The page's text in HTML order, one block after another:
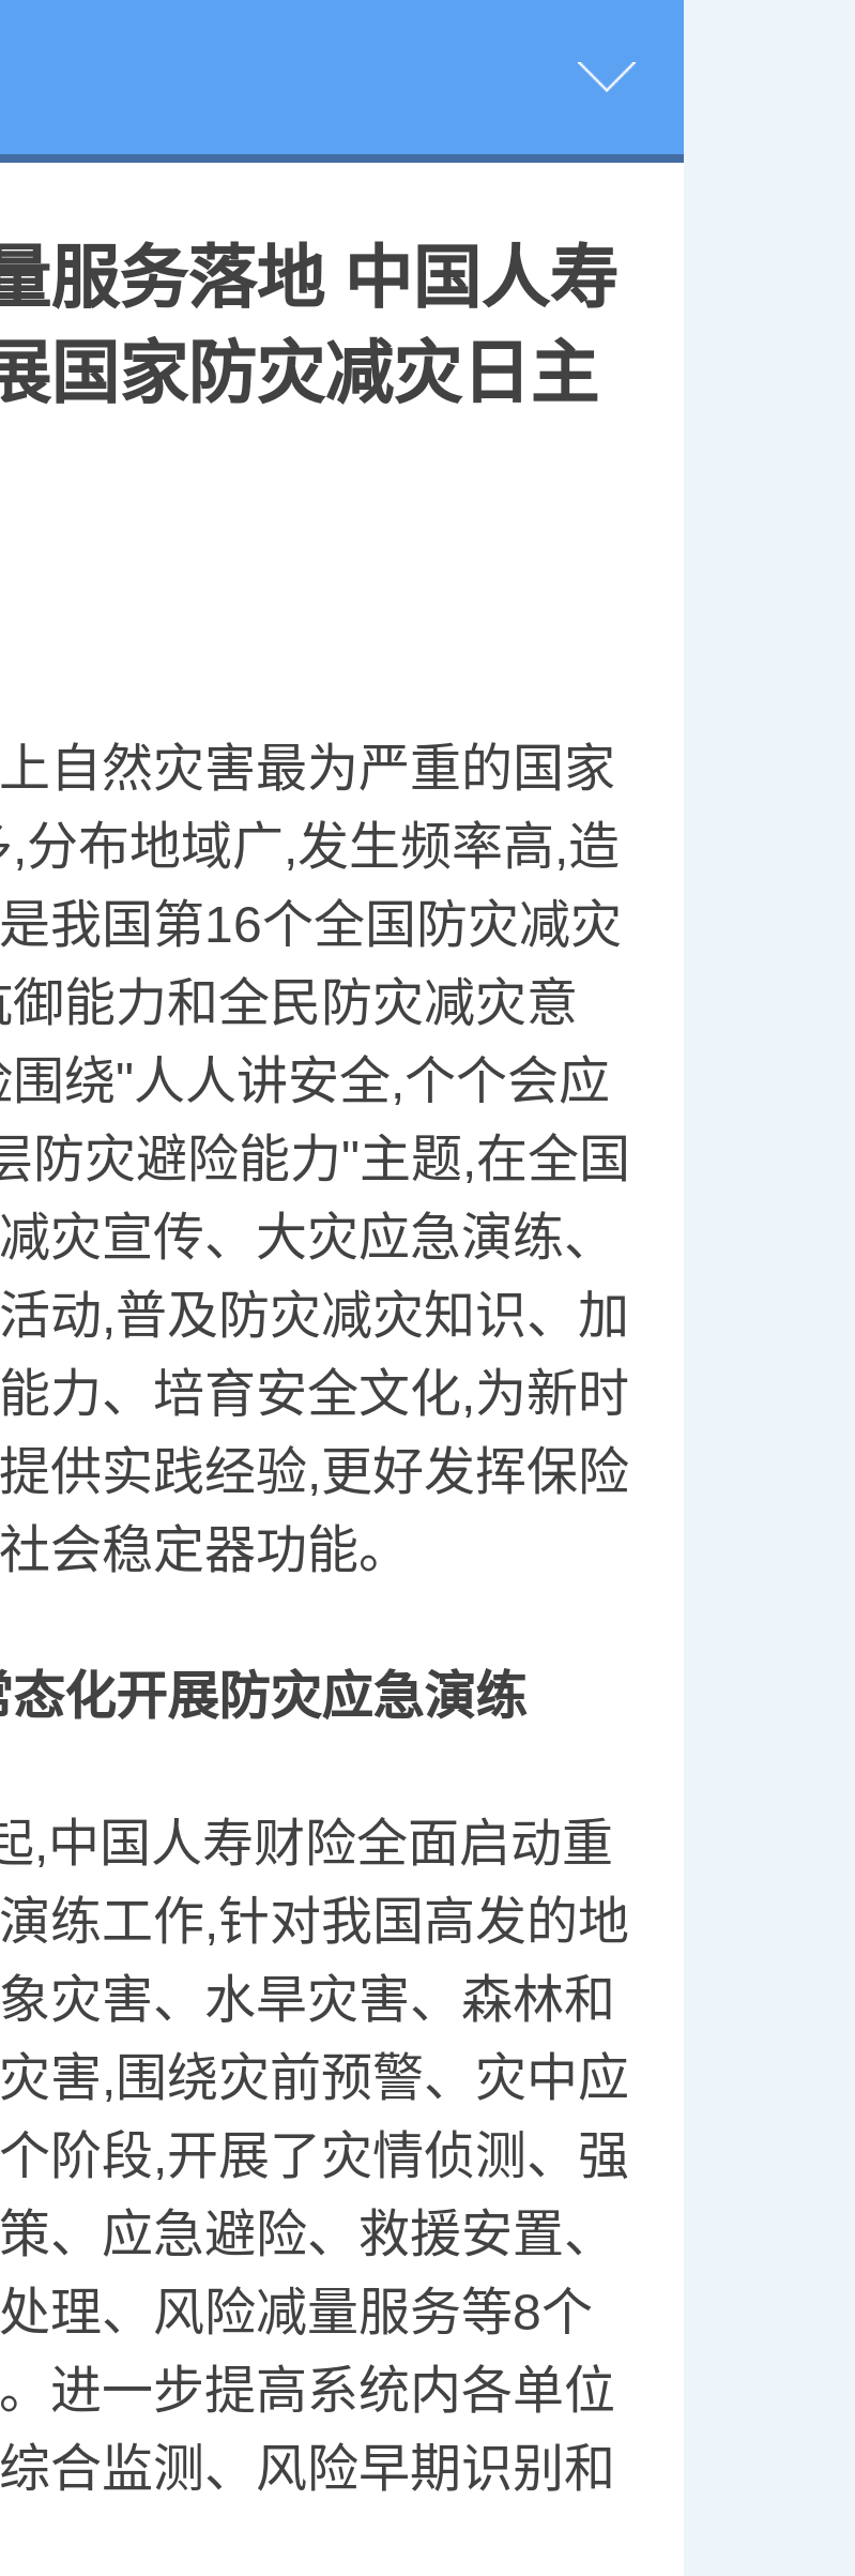
服务落地 中国人寿
国家防灾减灾日主
自然灾害最为严重的国家
分布地域广,发生频率高,造
我国第16个全国防灾减灾
御能力和全民防灾减灾意
绕"人人讲安全,个个会应
防灾避险能力"主题,在全国
灾宣传、大灾应急演练、
动,普及防灾减灾知识、加
力、培育安全文化,为新时
供实践经验,更好发挥保险
会稳定器功能。
化开展防灾应急演练
,中国人寿财险全面启动重
练工作,针对我国高发的地
灾害、水旱灾害、森林和
害,围绕灾前预警、灾中应
阶段,开展了灾情侦测、强
、应急避险、救援安置、
理、风险减量服务等8个
进一步提高系统内各单位
合监测、风险早期识别和